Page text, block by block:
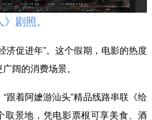
剧照。
促进年”。这个假期，电影的热度
阔的消费场景。
着阿嬷游汕头”精品线路串联《给
取景地，凭电影票根可享美食、酒